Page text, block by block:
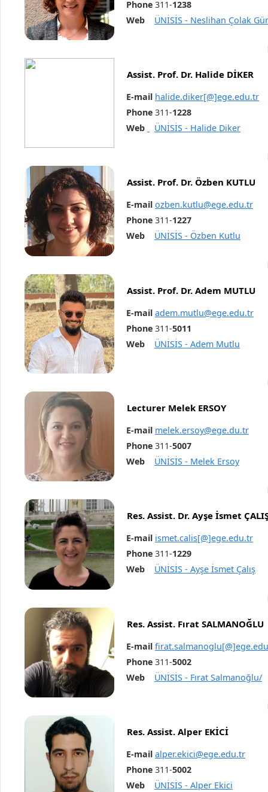
Phone 311-1238
Web ÜNİSİS - Neslihan Çolak
Assist. Prof. Dr. Halide DİKER
E-mail halide.diker[@]ege.edu.tr
Phone 311-1228
Web
ÜNİSİS - Halide Diker
Assist. Prof. Dr. Özben KUTLU
E-mail ozben.kutlu@ege.edu.tr
Phone 311-1227
Web
ÜNİSİS - Özben Kutlu
Assist. Prof. Dr. Adem MUTLU
E-mail adem.mutlu@ege.edu.tr
Phone 311-5011
Web
ÜNİSİS - Adem Mutlu
Lecturer Melek ERSOY
E-mail melek.ersoy@ege.du.tr
Phone 311-5007
Web
ÜNİSİS - Melek Ersoy
Res. Assist. Dr. Ayşe İsmet
E-mail ismet.calis[@]ege.edu.tr
Phone 311-1229
Web
ÜNİSİS - Ayşe İsmet Çalış
Res. Assist. Fırat SALMANOĞLU
E-mail
Phone 311-5002
Web ÜNİSİS - Fırat Salmanoğlu/
Res. Assist. Alper EKİCİ
E-mail alper.ekici@ege.edu.tr
Phone 311-5002
Web
ÜNİSİS - Alper Ekici